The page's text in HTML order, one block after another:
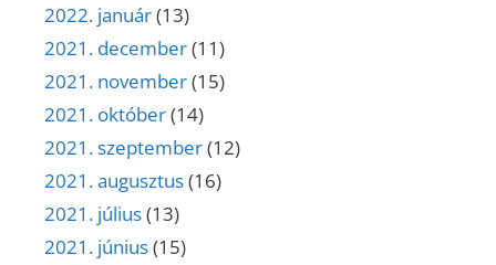
2022. január(13)
2021. december(11)
2021. november(15)
2021. október(14)
2021. szeptember(12)
2021. augusztus(16)
2021. július(13)
2021. június(15)